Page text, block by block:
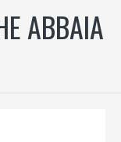
ABBAIA